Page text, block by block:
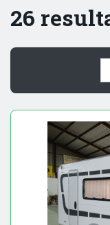
26